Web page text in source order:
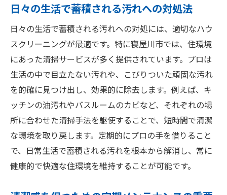
プロフェッショナルな清掃が選ばれる理由
寝屋川市での専門家による清掃事例
ハウスクリーニングで住まいの価値を高め
る
プロに任せることで得られる安心感
清掃前後の劇的な変化を実感
大阪府で選ばれるハウスクリーニングとその魅
力とは
大阪府のハウスクリーニング市場の現状
地域住民が求める清掃サービスの特徴
日々の生活で蓄積される汚れへの対処法
日々の生活で蓄積される汚れへの対処には、適切なハウ
スクリーニングが最適です。特に寝屋川市では、住環境
にあった清掃サービスが多く提供されています。プロは
生活の中で目立たない汚れや、こびりついた頑固な汚れ
を的確に見つけ出し、効果的に除去します。例えば、キ
ッチンの油汚れやバスルームのカビなど、それぞれの場
所に合わせた清掃手法を駆使することで、短時間で清潔
な環境を取り戻します。定期的にプロの手を借りること
で、日常生活で蓄積される汚れを根本から解消し、常に
健康的で快適な住環境を維持することが可能です。